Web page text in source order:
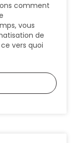
comment
vous
de
vers quoi